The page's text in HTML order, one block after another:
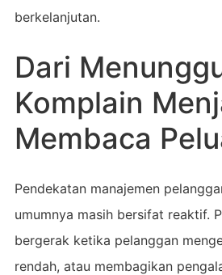
berkelanjutan.
Dari
Komplain
Membaca
Pendekatan manajemen
umumnya masih bersifat reaktif.
bergerak ketika pelanggan
rendah, atau membagikan